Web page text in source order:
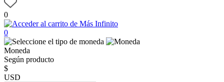
0
0
Moneda
Según producto
$
USD